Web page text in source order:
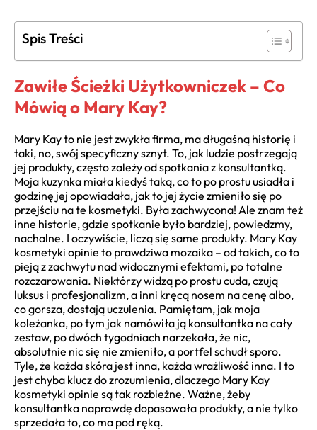
Spis Treści
Zawiłe Ścieżki Użytkowniczek – Co
Mówią o Mary Kay?
Mary Kay to nie jest zwykła firma, ma długaśną historię i
taki, no, swój specyficzny sznyt. To, jak ludzie postrzegają
jej produkty, często zależy od spotkania z konsultantką.
Moja kuzynka miała kiedyś taką, co to po prostu usiadła i
godzinę jej opowiadała, jak to jej życie zmieniło się po
przejściu na te kosmetyki. Była zachwycona! Ale znam też
inne historie, gdzie spotkanie było bardziej, powiedzmy,
nachalne. I oczywiście, liczą się same produkty. Mary Kay
kosmetyki opinie to prawdziwa mozaika – od takich, co to
pieją z zachwytu nad widocznymi efektami, po totalne
rozczarowania. Niektórzy widzą po prostu cuda, czują
luksus i profesjonalizm, a inni kręcą nosem na cenę albo,
co gorsza, dostają uczulenia. Pamiętam, jak moja
koleżanka, po tym jak namówiła ją konsultantka na cały
zestaw, po dwóch tygodniach narzekała, że nic,
absolutnie nic się nie zmieniło, a portfel schudł sporo.
Tyle, że każda skóra jest inna, każda wrażliwość inna. I to
jest chyba klucz do zrozumienia, dlaczego Mary Kay
kosmetyki opinie są tak rozbieżne. Ważne, żeby
konsultantka naprawdę dopasowała produkty, a nie tylko
sprzedała to, co ma pod ręką.